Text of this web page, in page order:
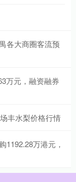
各大商圈客流预
万元，融资融券
丰水梨价格行情
1192.28万港元，